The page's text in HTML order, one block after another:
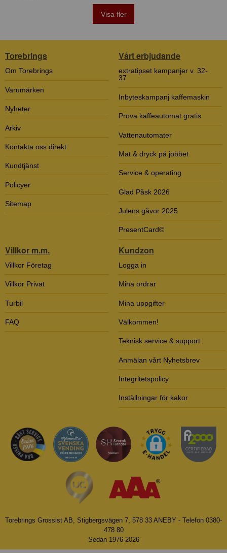
Visa fler
Torebrings
Om Torebrings
Varumärken
Nyheter
Arkiv
Kontakta oss direkt
Kundtjänst
Policyer
Sitemap
Vårt erbjudande
extratipset kampanjer v. 32-
37
Inbyteskampanj kaffemaskin
Prova kaffeautomat gratis
Vattenautomater
Mat & dryck på jobbet
Service & operating
Glad Påsk 2026
Julens gåvor 2025
PresentCard©
Villkor m.m.
Villkor Företag
Villkor Privat
Turbil
FAQ
Kundzon
Logga in
Mina ordrar
Mina uppgifter
Välkommen!
Teknisk service & support
Anmälan vårt Nyhetsbrev
Integritetspolicy
Inställningar för kakor
Torebrings Grossist AB, Stigbergsvägen 7, 578 33 ANEBY - Telefon 0380-
478 80
Sedan 1976-2026